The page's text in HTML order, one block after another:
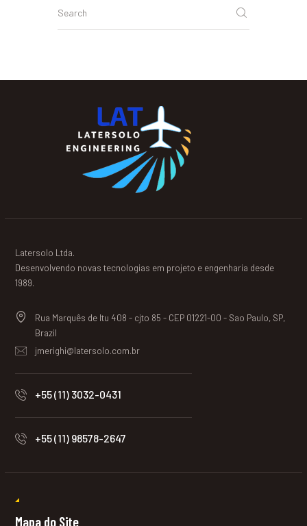
Latersolo Ltda.
Desenvolvendo novas tecnologias em projeto e engenharia desde
1989.
Rua Marquês de Itu 408 - cjto 85 - CEP 01221-00 - Sao Paulo, SP,
Brazil
jmerighi@latersolo.com.br
+55 (11) 3032-0431
+55 (11) 98578-2647
Mapa do Site